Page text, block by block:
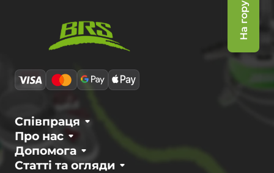
На гору
Про нас
Співпраця
Статті та огляди
Допомога